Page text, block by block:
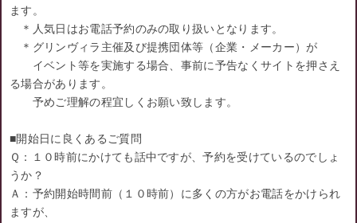
ます。
＊人気日はお電話予約のみの取り扱いとなります。
＊グリンヴィラ主催及び提携団体等（企業・メーカー）が
イベント等を実施する場合、事前に予告なくサイトを押さえ
る場合があります。
予めご理解の程宜しくお願い致します。
■開始日に良くあるご質問
Ｑ：１０時前にかけても話中ですが、予約を受けているのでしょ
うか？
Ａ：予約開始時間前（１０時前）に多くの方がお電話をかけられ
ますが、